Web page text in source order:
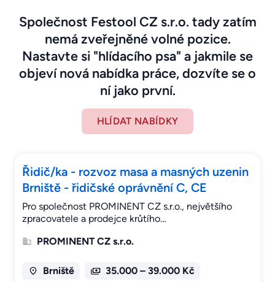
Společnost Festool CZ s.r.o. tady zatím
nemá zveřejněné volné pozice.
Nastavte si "hlídacího psa" a jakmile se
objeví nová nabídka práce, dozvíte se o
ní jako první.
HLÍDAT NABÍDKY
Řidič/ka - rozvoz masa a masných uzenin
Brniště - řidičské oprávnění C, CE
Pro společnost PROMINENT CZ s.r.o., největšího
zpracovatele a prodejce krůtího…
PROMINENT CZ s.r.o.
Brniště 35.000 – 39.000 Kč